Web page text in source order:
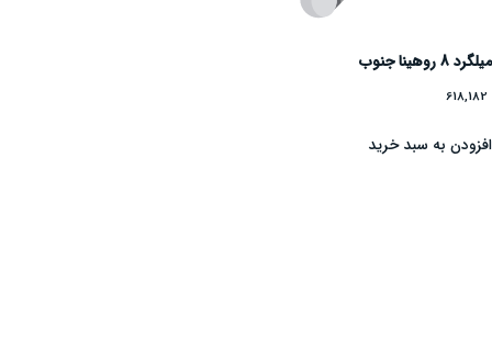
میلگرد 8 روهینا جنوب
618,182
افزودن به سبد خرید